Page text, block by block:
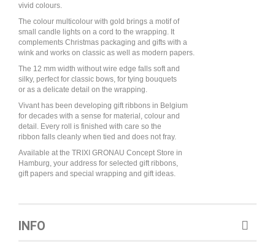
vivid colours.
The colour multicolour with gold brings a motif of
small candle lights on a cord to the wrapping. It
complements Christmas packaging and gifts with a
wink and works on classic as well as modern papers.
The 12 mm width without wire edge falls soft and
silky, perfect for classic bows, for tying bouquets
or as a delicate detail on the wrapping.
Vivant has been developing gift ribbons in Belgium
for decades with a sense for material, colour and
detail. Every roll is finished with care so the
ribbon falls cleanly when tied and does not fray.
Available at the TRIXI GRONAU Concept Store in
Hamburg, your address for selected gift ribbons,
gift papers and special wrapping and gift ideas.
INFO